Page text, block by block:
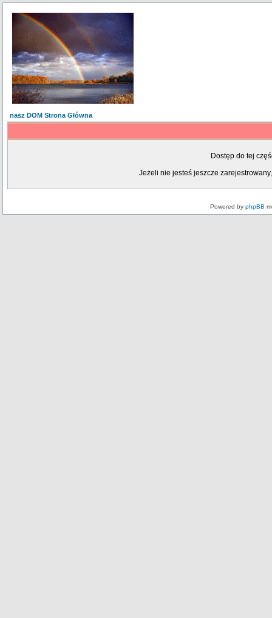
nasz DOM Strona Główna
Dostęp do tej
Jeżeli nie jesteś jeszcze
Powered by phpBB